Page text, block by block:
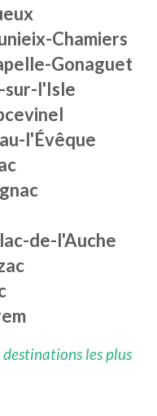
Chamiers
Gonaguet
sur-l'Isle
l'Évêque
de-l'Auche
les plus